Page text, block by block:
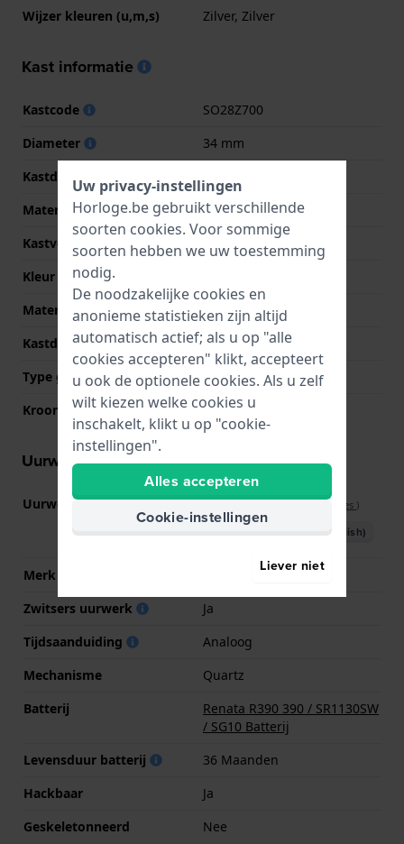
Wijzer kleuren (u,m,s)
Zilver, Zilver
Kast informatie
Kastcode
SO28Z700
Diameter
34 mm
Kastdikte
8.8 mm
Materiaal
Bio-plastic
Kastvorm
Kleur kast
Materiaal kastdeksel
Bio-plastic
Kastdeksel
Kast met batterijklep
Type glas
Acryl
Kroon
Trek kroon
Uurwerk informatie
Uurwerk nr. SW-G-DD Bekijk specificaties )
Download handboek (English)
Merk uurwerk
Zwitsers uurwerk
Ja
Tijdsaanduiding
Analoog
Mechanisme
Quartz
Batterij
Renata R390 390 / SR1130SW
/ SG10 Batterij
Levensduur batterij
36 Maanden
Hackbaar
Ja
Geskeletonneerd
Nee
Uw privacy-instellingen
Horloge.be gebruikt verschillende
soorten cookies. Voor sommige
soorten hebben we uw toestemming
nodig.
De noodzakelijke cookies en
anonieme statistieken zijn altijd
automatisch actief; als u op "alle
cookies accepteren" klikt, accepteert
u ook de optionele cookies. Als u zelf
wilt kiezen welke cookies u
inschakelt, klikt u op "cookie-
instellingen".
Alles accepteren
Cookie-instellingen
Liever niet